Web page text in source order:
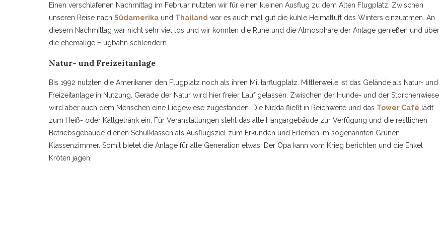
Einen verschlafenen Nachmittag im Februar nutzten wir für einen kleinen Ausflug zu dem Alten Flugplatz. Zwischen
unseren Reise nach Südamerika und Thailand war es auch mal gut die kühle Heimatluft des Winters einzuatmen. An
diesem Nachmittag war nicht sehr viel los und wir konnten die Ruhe und die Atmosphäre der Anlage genießen und über
die ehemalige Flugbahn schlendern.
Natur- und Freizeitanlage
Bis 1992 nutzten die Amerikaner den Flugplatz noch als ihren Militärflugplatz. Mittlerweile ist das Gelände als Natur- und
Freizeitanlage in Nutzung. Gerade der Natur wird hier freier Lauf gelassen. Zwischen der Hunde- und der Storchenwiese
wird aber auch dem Menschen eine Liegewiese zugestanden. Die Nidda fließt in Reichweite und das Tower Café lädt
zum Heiß- oder Kaltgetränk ein. Für Veranstaltungen steht das alte Hangargebäude zur Verfügung und die restlichen
Betriebsgebäude dienen Schulklassen als Ausflugsziel zum Erkunden und Erlernen im sogenannten Grünen
Klassenzimmer. Somit bietet die Anlage für alle Generation etwas. Der Opa kann vom Krieg berichten und die Enkel
Kröten jagen.